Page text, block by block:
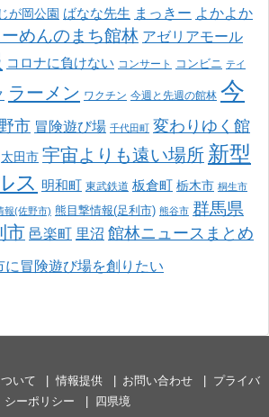
が岡公園 ばなな先生 まっきー よかよか
ーめんのまち館林 アゼリアモール
コロナに負けない コンサート コンビニ テイ
ラーメン ワクチン 今週と先週の館林 今
市 冒険遊び場 千代田町
変わりゆく館
太田市 宇宙よりも遠い場所 新型
ス 明和町 東武鉄道 板倉町 栃木市 桐生市
報(佐野市) 熊目撃情報(足利市) 熊谷市 群馬県
市 邑楽町 里沼 館林ニュースまとめ
に冒険遊び場を創りたい
いて 情報提供 お問い合わせ
プライバ
シーポリシー
四県境